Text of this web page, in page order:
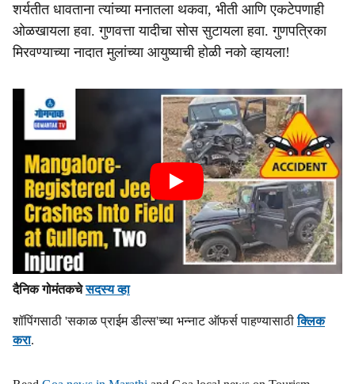
शर्यतीत धावताना त्यांच्या मनातला थकवा, भीती आणि एकटेपणाही
ओळखायला हवा. गुणवत्ता यादीचा सोस सुटायला हवा. गुणपत्रिका
मिरवण्याच्या नादात मुलांच्या आयुष्याची होळी नको व्हायला!
दैनिक गोमंतकचेसदस्य व्हा
शॉपिंगसाठी 'सकाळ प्राईम डील्स'च्या भन्नाट ऑफर्स पाहण्यासाठीक्लिक
करा.